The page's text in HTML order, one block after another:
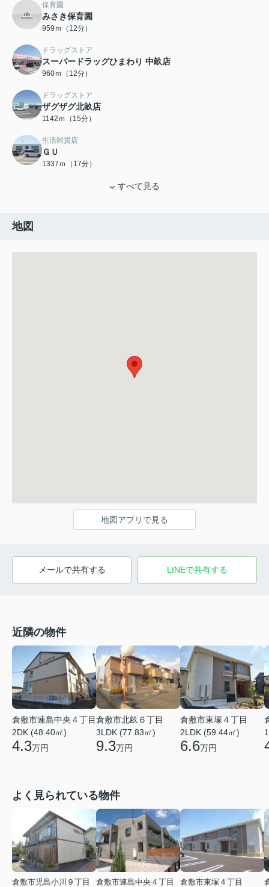
保育園
みさき保育園
959ｍ（12分）
ドラッグストア
スーパードラッグひまわり 中畝店
960ｍ（12分）
ドラッグストア
ザグザグ北畝店
1142ｍ（15分）
生活雑貨店
ＧＵ
1337ｍ（17分）
すべて見る
地図
地図アプリで見る
メールで共有する LINEで共有する
近隣の物件
倉敷市連島中央４丁目
2DK (48.40㎡)
4.3万円
倉敷市北畝６丁目
3LDK (77.83㎡)
9.3万円
倉敷市東塚４丁目
2LDK (59.44㎡)
6.6万円
よく見られている物件
倉敷市児島小川９丁目
倉敷市連島中央４丁目
倉敷市東塚４丁目